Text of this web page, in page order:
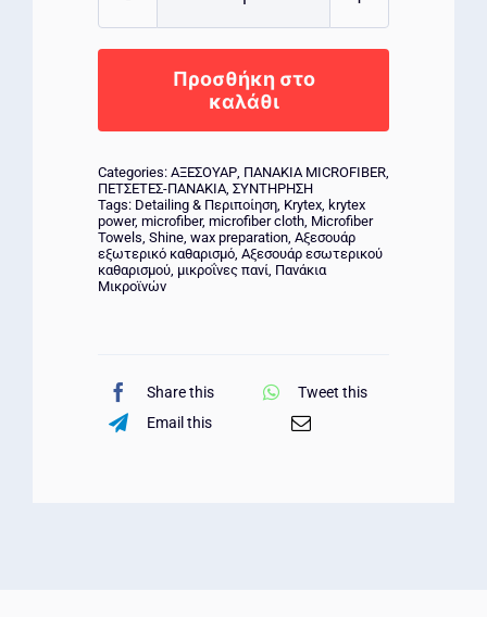
Krytex
Superior
500
Green
ποσότητα
Προσθήκη στο
καλάθι
Categories: ΑΞΕΣΟΥΑΡ, ΠΑΝΑΚΙΑ MICROFIBER,
ΠΕΤΣΕΤΕΣ-ΠΑΝΑΚΙΑ, ΣΥΝΤΗΡΗΣΗ
Tags: Detailing & Περιποίηση, Krytex, krytex
power, microfiber, microfiber cloth, Microfiber
Towels, Shine, wax preparation, Αξεσουάρ
εξωτερικό καθαρισμό, Αξεσουάρ εσωτερικού
καθαρισμού, μικροΐνες πανί, Πανάκια
Μικροϊνών
Share this
Tweet this
Email this